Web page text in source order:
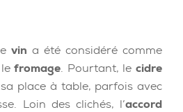
vin a été considéré comme
lefromage. Pourtant, lecidre
place à table, parfois avec
Loin des clichés, l’accord